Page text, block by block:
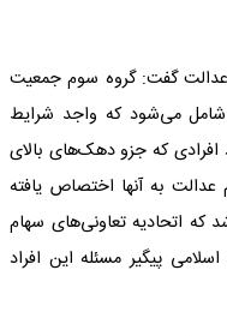
عدالت گفت: گروه سوم جمعیت
نفر در کشور شامل می‌شود که واجد شرایط
افرادی که جزو دهک‌های بالای
به آنها اختصاص یافته
که اتحادیه تعاونی‌های سهام
پیگیر مسئله این افراد